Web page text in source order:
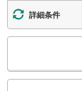
詳細条件
検